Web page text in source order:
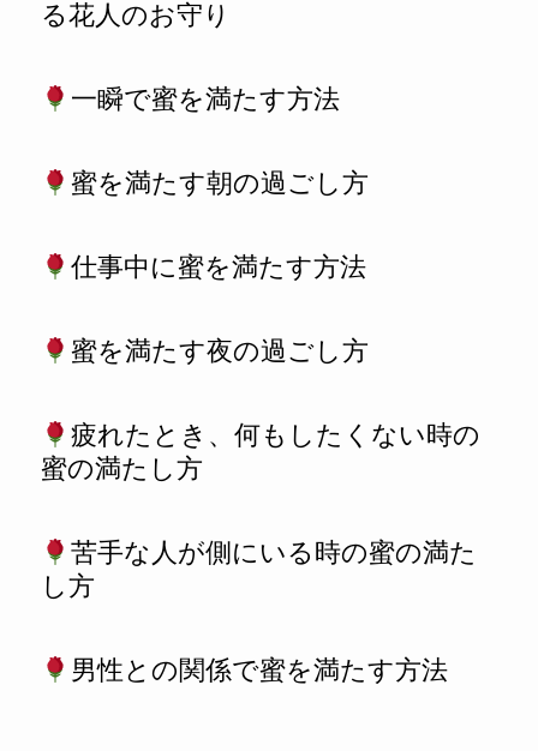
る花人のお守り
一瞬で蜜を満たす方法
蜜を満たす朝の過ごし方
仕事中に蜜を満たす方法
蜜を満たす夜の過ごし方
疲れたとき、何もしたくない時の
蜜の満たし方
苦手な人が側にいる時の蜜の満た
し方
男性との関係で蜜を満たす方法